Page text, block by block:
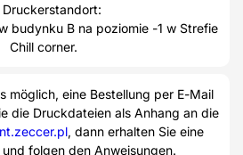
Druckerstandort:
budynku B na poziomie -1 w Strefie
Chill corner.
möglich, eine Bestellung per E-Mail
die Druckdateien als Anhang an die
, dann erhalten Sie eine
folgen den Anweisungen.